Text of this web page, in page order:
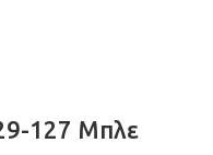
127 Μπλε